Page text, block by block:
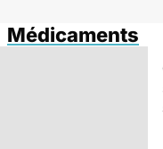
Médicaments